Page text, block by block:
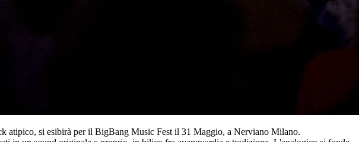
atipico, si esibirà per il BigBang Music Fest il 31 Maggio, a Nerviano Milano.